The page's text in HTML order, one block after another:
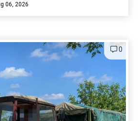
06, 2026
0